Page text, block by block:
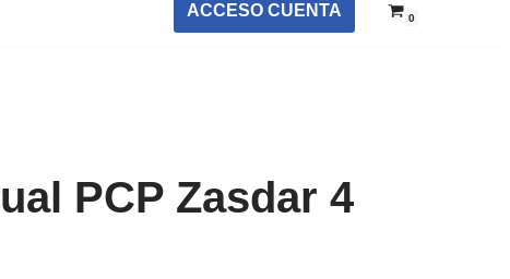
ACCESO CUENTA 0
PCP Zasdar 4